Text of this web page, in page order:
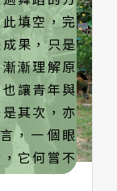
使用的樂
的1960年
，而期盼
徑，而整
塗鴉，而
參與那個
認為當時
當時在音
時年代的
上霹靂舞
賽事符合
化的我們
是長輩們
貧民窟、
也漸漸消
蛻變」。
來看待事
差異性存
年很榮幸
客觀比較
、襯詞不
太相同，
了，而這
而我身為
填空，完
果，只是
漸理解原
讓青年與
其次，亦
，一個眼
它何嘗不